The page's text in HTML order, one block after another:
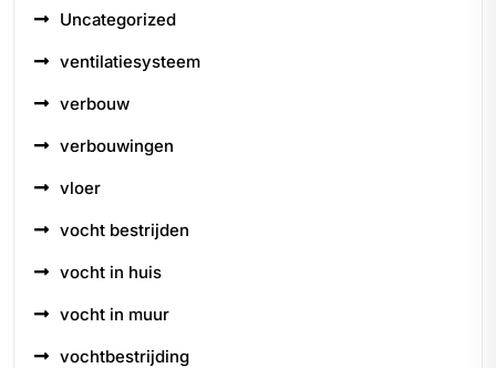
Uncategorized
ventilatiesysteem
verbouw
verbouwingen
vloer
vocht bestrijden
vocht in huis
vocht in muur
vochtbestrijding